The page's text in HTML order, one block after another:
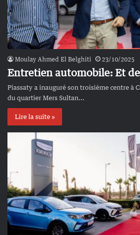
Moulay Ahmed El Belghiti 23/10/2025
Entretien automobile: Et
Piassaty a inauguré son troisième centre à
du quartier Mers Sultan...
Lire la suite »